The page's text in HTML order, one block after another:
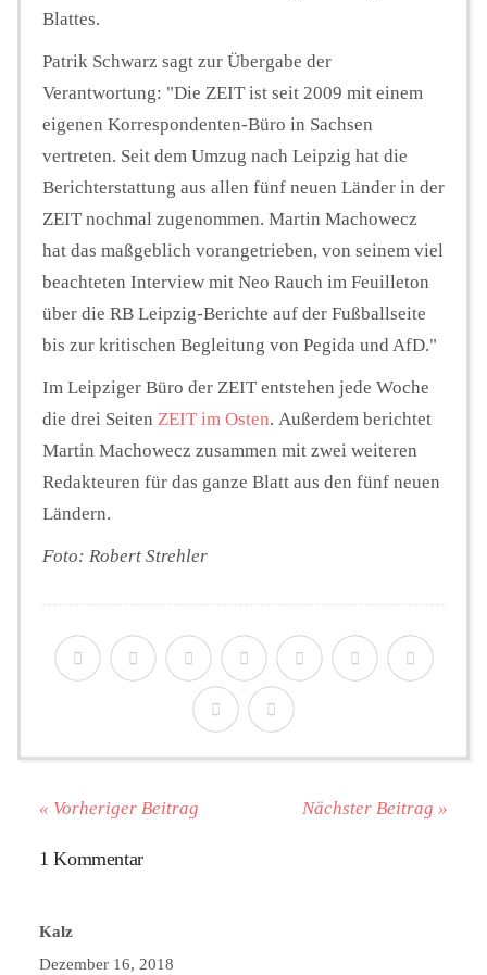
Blattes.
Patrik Schwarz sagt zur Übergabe der
Verantwortung: "Die ZEIT ist seit 2009 mit einem
eigenen Korrespondenten-Büro in Sachsen
vertreten. Seit dem Umzug nach Leipzig hat die
Berichterstattung aus allen fünf neuen Länder in der
ZEIT nochmal zugenommen. Martin Machowecz
hat das maßgeblich vorangetrieben, von seinem viel
beachteten Interview mit Neo Rauch im Feuilleton
über die RB Leipzig-Berichte auf der Fußballseite
bis zur kritischen Begleitung von Pegida und AfD."
Im Leipziger Büro der ZEIT entstehen jede Woche
die drei Seiten ZEIT im Osten. Außerdem berichtet
Martin Machowecz zusammen mit zwei weiteren
Redakteuren für das ganze Blatt aus den fünf neuen
Ländern.
Foto: Robert Strehler
« Vorheriger Beitrag Nächster Beitrag »
1 Kommentar
Kalz
Dezember 16, 2018